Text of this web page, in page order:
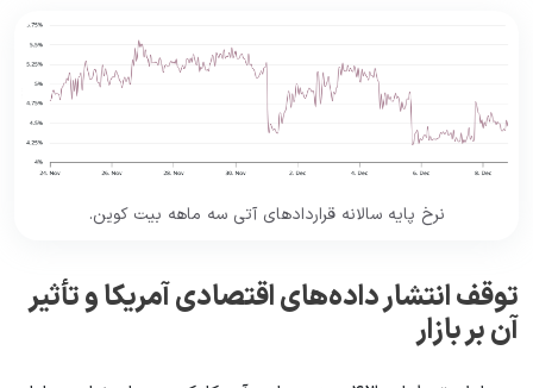
نرخ پایه سالانه قراردادهای آتی سه ماهه بیت کوین.
توقف انتشار داده‌های اقتصادی آمریکا و تأثیر
آن بر بازار